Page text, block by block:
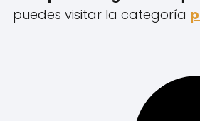
puedes visitar la categoría